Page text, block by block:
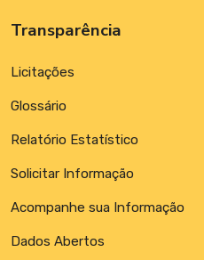
Transparência
Licitações
Glossário
Relatório Estatístico
Solicitar Informação
Acompanhe sua Informação
Dados Abertos